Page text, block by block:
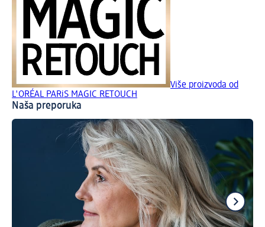
Više proizvoda od
L'ORÉAL PARiS MAGIC RETOUCH
Naša preporuka